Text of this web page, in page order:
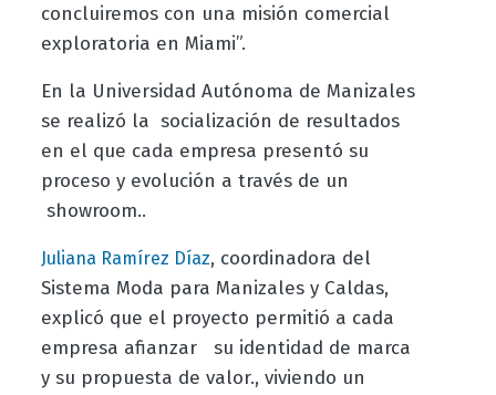
concluiremos con una misión comercial
exploratoria en Miami”.
En la Universidad Autónoma de Manizales
se realizó la socialización de resultados
en el que cada empresa presentó su
proceso y evolución a través de un
showroom..
Juliana Ramírez Díaz, coordinadora del
Sistema Moda para Manizales y Caldas,
explicó que el proyecto permitió a cada
empresa afianzar su identidad de marca
y su propuesta de valor., viviendo un